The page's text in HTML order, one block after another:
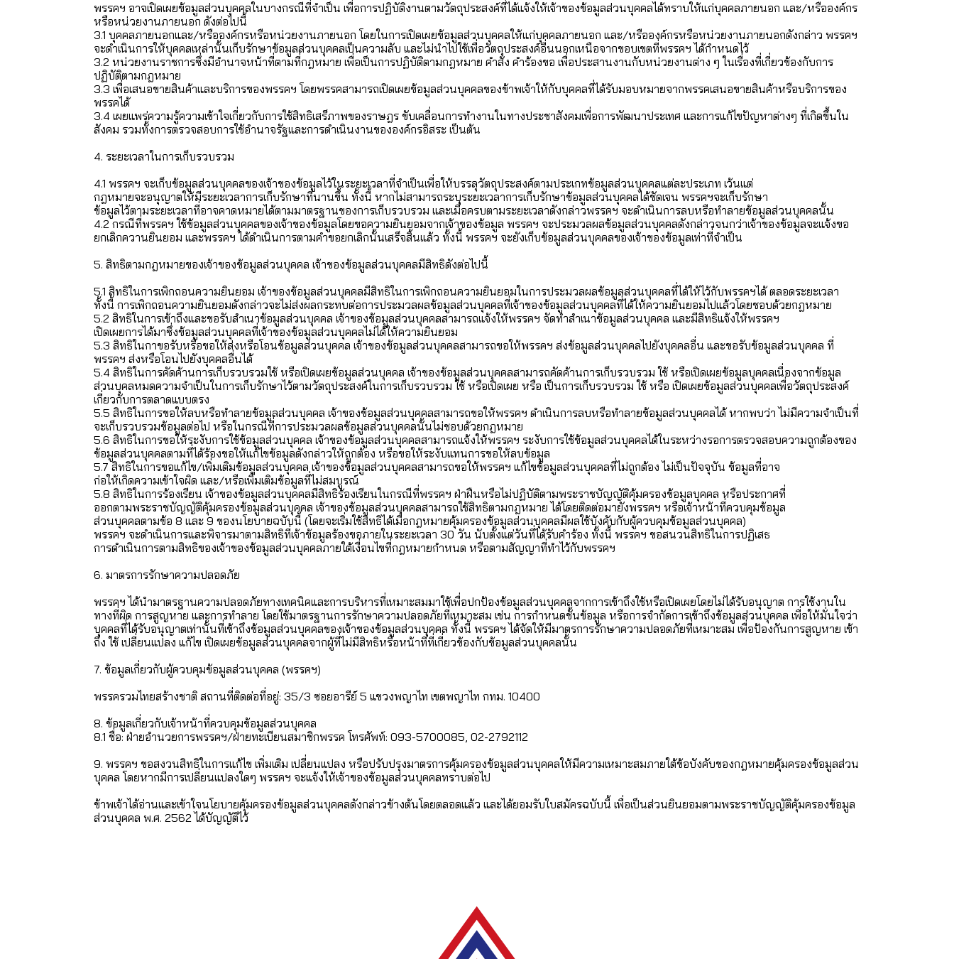
พรรคฯ อาจเปิดเผยข้อมูลส่วนบุคคลในบางกรณีที่จำเป็น เพื่อการปฏิบัติงานตามวัตถุประสงค์ที่ได้แจ้งให้เจ้าของข้อมูลส่วนบุคคลได้ทราบให้แก่บุคคลภายนอก และ/หรือองค์กร
หรือหน่วยงานภายนอก ดังต่อไปนี้
3.1 บุคคลภายนอกและ/หรือองค์กรหรือหน่วยงานภายนอก โดยในการเปิดเผยข้อมูลส่วนบุคคลให้แก่บุคคลภายนอก และ/หรือองค์กรหรือหน่วยงานภายนอกดังกล่าว พรรคฯ
จะดำเนินการให้บุคคลเหล่านั้นเก็บรักษาข้อมูลส่วนบุคคลเป็นความลับ และไม่นำไปใช้เพื่อวัตถุประสงค์อื่นนอกเหนือจากขอบเขตที่พรรคฯ ได้กำหนดไว้
3.2 หน่วยงานราชการซึ่งมีอำนาจหน้าที่ตามที่กฎหมาย เพื่อเป็นการปฏิบัติตามกฎหมาย คำสั่ง คำร้องขอ เพื่อประสานงานกับหน่วยงานต่าง ๆ ในเรื่องที่เกี่ยวข้องกับการ
ปฏิบัติตามกฎหมาย
3.3 เพื่อเสนอขายสินค้าและบริการของพรรคฯ โดยพรรคสามารถเปิดเผยข้อมูลส่วนบุคคลของข้าพเจ้าให้กับบุคคลที่ได้รับมอบหมายจากพรรคเสนอขายสินค้าหรือบริการของ
พรรคได้
3.4 เผยแพร่ความรู้ความเข้าใจเกี่ยวกับการใช้สิทธิเสร็ภาพของราษฎร ขับเคลื่อนการทำงานในทางประชาสังคมเพื่อการพัฒนาประเทศ และการแก้ไขปัญหาต่างๆ ที่เกิดขึ้นใน
สังคม รวมทั้งการตรวจสอบการใช้อำนาจรัฐและการดำเนินงานขององค์กรอิสระ เป็นต้น
4. ระยะเวลาในการเก็บรวบรวม
4.1 พรรคฯ จะเก็บข้อมูลส่วนบุคคลของเจ้าของข้อมูลไว้ในระยะเวลาที่จำเป็นเพื่อให้บรรลุวัตถุประสงค์ตามประเกทข้อมูลส่วนบุคคลแต่ละประเภท เว้นแต่
กฎหมายจะอนุญาตให้มีระยะเวลาการเก็บรักษาที่นานขึ้น ทั้งนี้ หากไม่สามารถระบุระยะเวลาการเก็บรักษาข้อมูลส่วนบุคคลได้ชัดเจน พรรคฯจะเก็บรักษา
ข้อมูลไว้ตามระยะเวลาที่อาจคาดหมายได้ตามมาตรฐานของการเก็บรวบรวม และเมื่อครบตามระยะเวลาดังกล่าวพรรคฯ จะดำเนินการลบหรือทำลายข้อมูลส่วนบุคคลนั้น
4.2 กรณีที่พรรคฯ ใช้ข้อมูลส่วนบุคคลของเจ้าของข้อมูลโดยขอความยินยอมจากเจ้าของข้อมูล พรรคฯ จะประมวลผลข้อมูลส่วนบุคคลดังกล่าวจนกว่าเจ้าของข้อมูลจะแจ้งขอ
ยกเลิกควานยินยอม และพรรคฯ ได้ดำเนินการตามคำขอยกเลิกนั้นเสร็จสิ้นแล้ว ทั้งนี้ พรรคฯ จะยังเก็บข้อมูลส่วนบุคคลของเจ้าของข้อมูลเท่าที่จำเป็น
5. สิทธิตามกฎหมายของเจ้าของข้อมูลส่วนบุคคล เจ้าของข้อมูลส่วนบุคคลมีสิทธิดังต่อไปนี้
5.1 สิทธิในการเพิกถอนความยินยอม เจ้าของข้อมูลส่วนบุคคลมีสิทธิในการเพิกถอนความยินยอมในการประมวลผลข้อมูลส่วนบุคคลที่ได้ให้ไว้กับพรรคฯได้ ตลอดระยะเวลา
ทั้งนี้ การเพิกถอนความยินยอมดังกล่าวจะไม่ส่งผลกระทบต่อการประมวลผลข้อมูลส่วนบุคคลที่เจ้าของข้อมูลส่วนบุคคลที่ได้ให้ความยินยอมไปแล้วโดยชอบด้วยกฎหมาย
5.2 สิทธิในการเข้าถึงและขอรับสำเนาข้อมูลส่วนบุคคล เจ้าของข้อมูลส่วนบุคคลสามารถแจ้งให้พรรคฯ จัดทำสำเนาข้อมูลส่วนบุคคล และมีสิทธิแจ้งให้พรรคฯ
เปิดเผยการได้มาซึ่งข้อมูลส่วนบุคคลที่เจ้าของข้อมูลส่วนบุคคลไม่ได้ให้ความยินยอม
5.3 สิทธิในกาขอรับหรือขอให้ส่งหรือโอนข้อมูลส่วนบุคคล เจ้าของข้อมูลส่วนบุคคลสามารถขอให้พรรคฯ ส่งข้อมูลส่วนบุคคลไปยังบุคคลอื่น และขอรับข้อมูลส่วนบุคคล ที่
พรรคฯ ส่งหรือโอนไปยังบุคคลอื่นได้
5.4 สิทธิในการคัดค้านการเก็บรวบรวมใช้ หรือเปิดเผยข้อมูลส่วนบุคคล เจ้าของข้อมูลส่วนบุคคลสามารถคัดค้านการเก็บรวบรวม ใช้ หรือเปิดเผยข้อมูลบุคคลเนื่องจากข้อมูล
ส่วนบุคลหมดความจำเป็นในการเก็บรักษาไว้ตามวัตถุประสงค์ในการเก็บรวบรวม ใช้ หรือเปิดเผย หรือ เป็นการเก็บรวบรวม ใช้ หรือ เปิดเผยข้อมูลส่วนบุคคลเพื่อวัตถุประสงค์
เกี่ยวกับการตลาดแบบตรง
5.5 สิทธิในการขอให้ลบหรือทำลายข้อมูลส่วนบุคคล เจ้าของข้อมูลส่วนบุคคลสามารถขอให้พรรคฯ ดำเนินการลบหรือทำลายข้อมูลส่วนบุคคลได้ หากพบว่า ไม่มีความจำเป็นที่
จะเก็บรวบรวมข้อมูลต่อไป หรือในกรณีที่การประมวลผลข้อมูลส่วนบุคคลนั้นไม่ชอบด้วยกฎหมาย
5.6 สิทธิในการขอให้ระงับการใช้ข้อมูลส่วนบุคคล เจ้าของข้อมูลส่วนบุคคลสามารถแจ้งให้พรรคฯ ระงับการใช้ข้อมูลส่วนบุคคลได้ในระหว่างรอการตรวจสอบความถูกต้องของ
ข้อมูลส่วนบุคคลตามที่ได้ร้องขอให้แก้ไขข้อมูลดังกล่าวให้ถูกต้อง หรือขอให้ระงับแทนการขอให้ลบข้อมูล
5.7 สิทธิในการขอแก้ไข/เพิ่มเติมข้อมูลส่วนบุคคล เจ้าของข้อมูลส่วนบุคคลสามารถขอให้พรรคฯ แก้ไขข้อมูลส่วนบุคคลที่ไม่ถูกต้อง ไม่เป็นปัจจุบัน ข้อมูลที่อาจ
ก่อให้เกิดความเข้าใจผิด และ/หรือเพิ่มเติมข้อมูลที่ไม่สมบูรณ์
5.8 สิทธิในการร้องเรียน เจ้าของข้อมูลส่วนบุคคลมีสิทธิร้องเรียนในกรณีที่พรรคฯ ฝ่าฝืนหรือไม่ปฏิบัติตามพระราชบัญญัติคุ้มครองข้อมูลบุคคล หรือประกาศที่
ออกตามพระราชบัญญัติคุ้มครองข้อมูลส่วนบุคคล เจ้าของข้อมูลส่วนบุคคลสามารถใช้สิทธิตามกฎหมาย ได้โดยติดต่อมายังพรรคฯ หรือเจ้าหน้าที่ควบคุมข้อมูล
ส่วนบุคคลตามข้อ 8 และ 9 ของนโยบายฉบับนี้ (โดยจะเริ่มใช้สิทธิได้เมื่อกฎหมายคุ้มครองข้อมูลส่วนบุคคลมีผลใช้บังคับกับผู้ควบคุมข้อมูลส่วนบุคคล)
พรรคฯ จะดำเนินการและพิจารมาตามสิทธิที่เจ้าข้อมูลร้องขอภายในระยะเวลา 30 วัน นับตั้งแต่วันที่ได้รับคำร้อง ทั้งนี้ พรรคฯ ขอสนวนสิทธิในการปฏิเสธ
การดำเนินการตามสิทธิของเจ้าของข้อมูลส่วนบุคคลภายใต้เงื่อนไขที่กฎหมายกำหนด หรือตามสัญญาที่ทำไว้กับพรรคฯ
6. มาตรการรักษาความปลอดภัย
พรรคฯ ได้นำมาตรฐานความปลอดภัยทางเทคนิคและการบริหารที่เหมาะสมมาใช้เพื่อปกป้องข้อมูลส่วนบุคคลจากการเข้าถึงใช้หรือเปิดเผยโดยไม่ได้รับอนุญาต การใช้งานใน
ทางที่ผิด การสูญหาย และการทำลาย โดยใช้มาตรฐานการรักษาความปลอดภัยที่เหมาะสม เช่น การกำหนดชั้นข้อมูล หรือการจำกัดการเข้าถึงข้อมูลส่วนบุคคล เพื่อให้มั่นใจว่า
บุคคลที่ได้รับอนุญาตเท่านั้นที่เข้าถึงข้อมูลส่วนบุคคลของเจ้าของข้อมูลส่วนบุคคล ทั้งนี้ พรรคฯ ได้จัดให้มีมาตรการรักษาความปลอดภัยที่เหมาะสม เพื่อป้องกันการสูญหาย เข้า
ถึง ใช้ เปลี่ยนแปลง แก้ไข เปิดเผยข้อมูลส่วนบุคคลจากผู้ที่ไม่มีสิทธิหรือหน้าที่ที่เกี่ยวข้องกับข้อมูลส่วนบุคคลนั้น
7. ข้อมูลเกี่ยวกับผู้ควบคุมข้อมูลส่วนบุคคล (พรรคฯ)
พรรครวมไทยสร้างชาติ สถานที่ติดต่อที่อยู่: 35/3 ซอยอารีย์ 5 แขวงพญาไท เขตพญาไท กทม. 10400
8. ข้อมูลเกี่ยวกับเจ้าหน้าที่ควบคุมข้อมูลส่วนบุคคล
8.1 ชื่อ: ฝ่ายอำนวยการพรรคฯ/ฝ่ายทะเบียนสมาชิกพรรค โทรศัพท์: 093-5700085, 02-2792112
9. พรรคฯ ขอสงวนสิทธิในการแก้ไข เพิ่มเติม เปลี่ยนแปลง หรือปรับปรุงมาตรการคุ้มครองข้อมูลส่วนบุคคลให้มีความเหมาะสมภายใต้ข้อบังคับของกฎหมายคุ้มครองข้อมูลส่วน
บุคคล โดยหากมีการเปลี่ยนแปลงใดๆ พรรคฯ จะแจ้งให้เจ้าของข้อมูลส่วนบุคคลทราบต่อไป
ข้าพเจ้าได้อ่านและเข้าใจนโยบายคุ้มครองข้อมูลส่วนบุคคลดังกล่าวข้างต้นโดยตลอดแล้ว และได้ยอมรับใบสมัครฉบับนี้ เพื่อเป็นส่วนยินยอมตามพระราชบัญญัติคุ้มครองข้อมูล
ส่วนบุคคล พ.ศ. 2562 ได้บัญญัติไว้